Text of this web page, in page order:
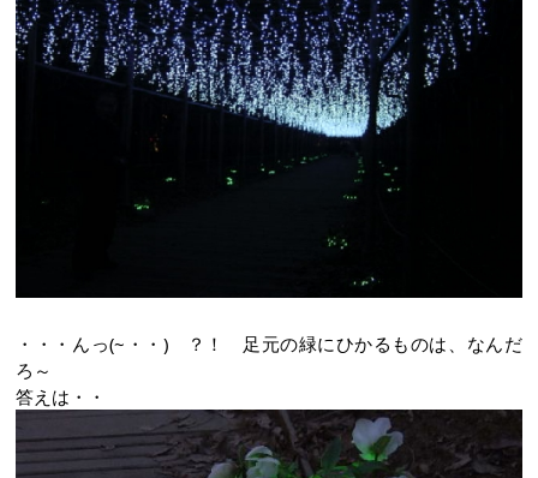
・・・んっ(~・・)ゝ？！ 足元の緑にひかるものは、なんだ
ろ～
答えは・・